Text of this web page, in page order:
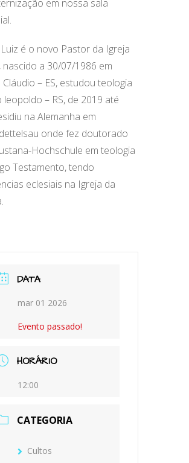
em nossa sala
é o novo Pastor da Igreja
nascido a 30/07/1986 em
– ES, estudou teologia
leopoldo – RS, de 2019 até
na Alemanha em
onde fez doutorado
Hochschule em teologia
Testamento, tendo
eclesiais na Igreja da
DATA
mar 01 2026
Evento passado!
HORÁRIO
12:00
CATEGORIA
Cultos